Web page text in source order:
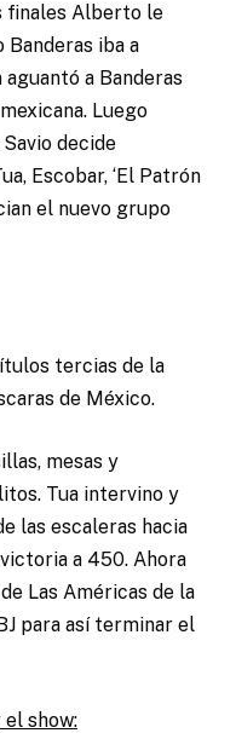
finales Alberto le
Banderas iba a
a Banderas
Luego
decide
Escobar, ‘El Patrón
el nuevo grupo
tercias de la
de México.
mesas y
Tua intervino y
las escaleras hacia
a 450. Ahora
Las Américas de la
para así terminar el
show: